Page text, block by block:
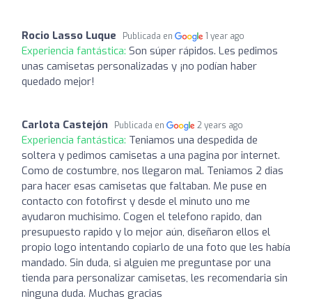
Rocio Lasso Luque Publicada en 1 year ago
Experiencia fantástica: Son súper rápidos. Les pedimos
unas camisetas personalizadas y ¡no podían haber
quedado mejor!
Carlota Castejón Publicada en 2 years ago
Experiencia fantástica: Teniamos una despedida de
soltera y pedimos camisetas a una pagina por internet.
Como de costumbre, nos llegaron mal. Teniamos 2 dias
para hacer esas camisetas que faltaban. Me puse en
contacto con fotofirst y desde el minuto uno me
ayudaron muchisimo. Cogen el telefono rapido, dan
presupuesto rapido y lo mejor aún, diseñaron ellos el
propio logo intentando copiarlo de una foto que les había
mandado. Sin duda, si alguien me preguntase por una
tienda para personalizar camisetas, les recomendaria sin
ninguna duda. Muchas gracias